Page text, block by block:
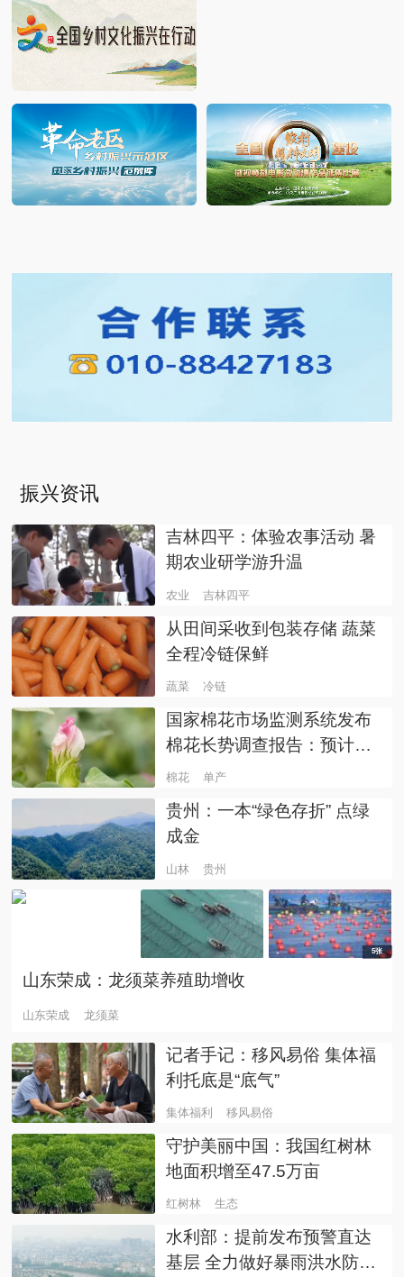
振兴资讯
吉林四平：体验农事活动 暑
期农业研学游升温
农业 吉林四平
从田间采收到包装存储 蔬菜
全程冷链保鲜
蔬菜 冷链
国家棉花市场监测系统发布
棉花长势调查报告：预计20
26年新棉单产亩均160.1公
棉花 单产
贵州：一本“绿色存折” 点绿
成金
山林 贵州
5张
山东荣成：龙须菜养殖助增收
山东荣成 龙须菜
记者手记：移风易俗 集体福
利托底是“底气”
集体福利 移风易俗
守护美丽中国：我国红树林
地面积增至47.5万亩
红树林 生态
水利部：提前发布预警直达
基层 全力做好暴雨洪水防御